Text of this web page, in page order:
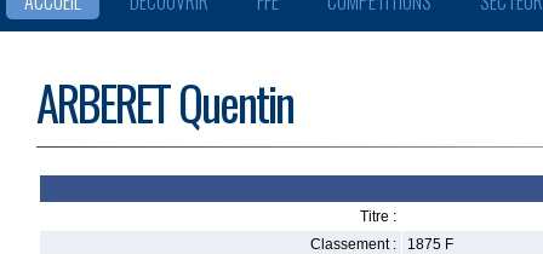
ARBERET Quentin
Titre :
Classement :
1875 F